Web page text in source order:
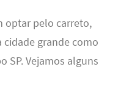
optar pelo carreto,
grande como
SP. Vejamos alguns